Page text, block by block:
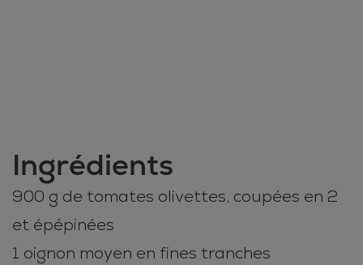
Ingrédients
900 g de tomates olivettes, coupées en 2
et épépinées
1 oignon moyen en fines tranches